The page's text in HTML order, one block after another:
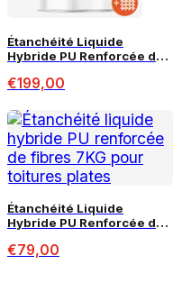
Étanchéité Liquide
Hybride PU Renforcée de
€199,00
Étanchéité Liquide
Hybride PU Renforcée de
€79,00